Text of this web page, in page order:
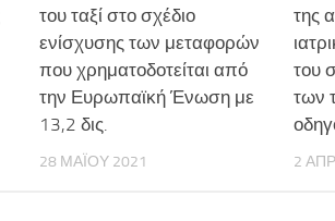
του ταξί στο σχέδιο
ενίσχυσης των μεταφορών
που χρηματοδοτείται από
την Ευρωπαϊκή Ένωση με
13,2 δις.
28 ΜΑΪ́ΟΥ 2021
της
του
των
2